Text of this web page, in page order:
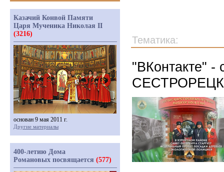
Тематика:
"ВКонтакте"
Казачий Конвой Памяти
Царя Мученика Николая II
(3216)
основан 9 мая 2011 г.
Другие материалы
400-летию Дома
Романовых посвящается (577)